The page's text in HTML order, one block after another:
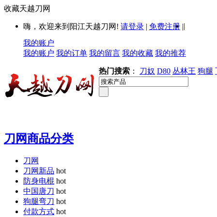
收藏天越刀网
嗨，欢迎来到阳江天越刀网! 请登录 | 免费注册 ||
我的账户
我的账户 我的订单 我的留言 我的收藏 我的推荐
热门搜索 ： 刀奴 D80 丛林王 狗腿
刀网商品分类
刀网
刀网新品 hot
防身电棍 hot
中国唐刀 hot
狗腿弯刀 hot
付款方式 hot